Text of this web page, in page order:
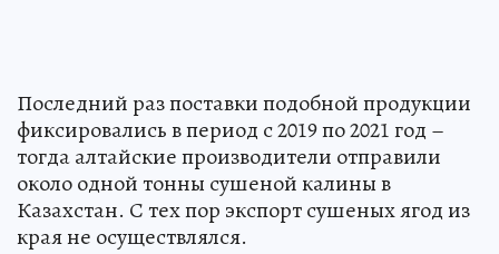
Последний раз поставки подобной продукции
фиксировались в период с 2019 по 2021 год –
тогда алтайские производители отправили
около одной тонны сушеной калины в
Казахстан. С тех пор экспорт сушеных ягод из
края не осуществлялся.